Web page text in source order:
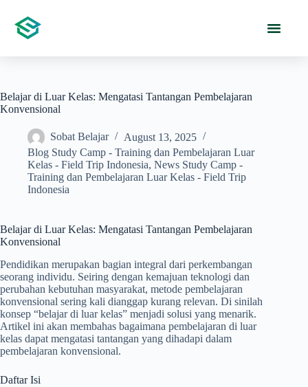
Belajar di Luar Kelas: Mengatasi Tantangan Pembelajaran
Konvensional
Sobat Belajar
August 13, 2025
Blog Study Camp - Training dan Pembelajaran Luar
Kelas - Field Trip Indonesia, News Study Camp -
Training dan Pembelajaran Luar Kelas - Field Trip
Indonesia
Belajar di Luar Kelas: Mengatasi Tantangan Pembelajaran
Konvensional
Pendidikan merupakan bagian integral dari perkembangan
seorang individu. Seiring dengan kemajuan teknologi dan
perubahan kebutuhan masyarakat, metode pembelajaran
konvensional sering kali dianggap kurang relevan. Di sinilah
konsep “belajar di luar kelas” menjadi solusi yang menarik.
Artikel ini akan membahas bagaimana pembelajaran di luar
kelas dapat mengatasi tantangan yang dihadapi dalam
pembelajaran konvensional.
Daftar Isi